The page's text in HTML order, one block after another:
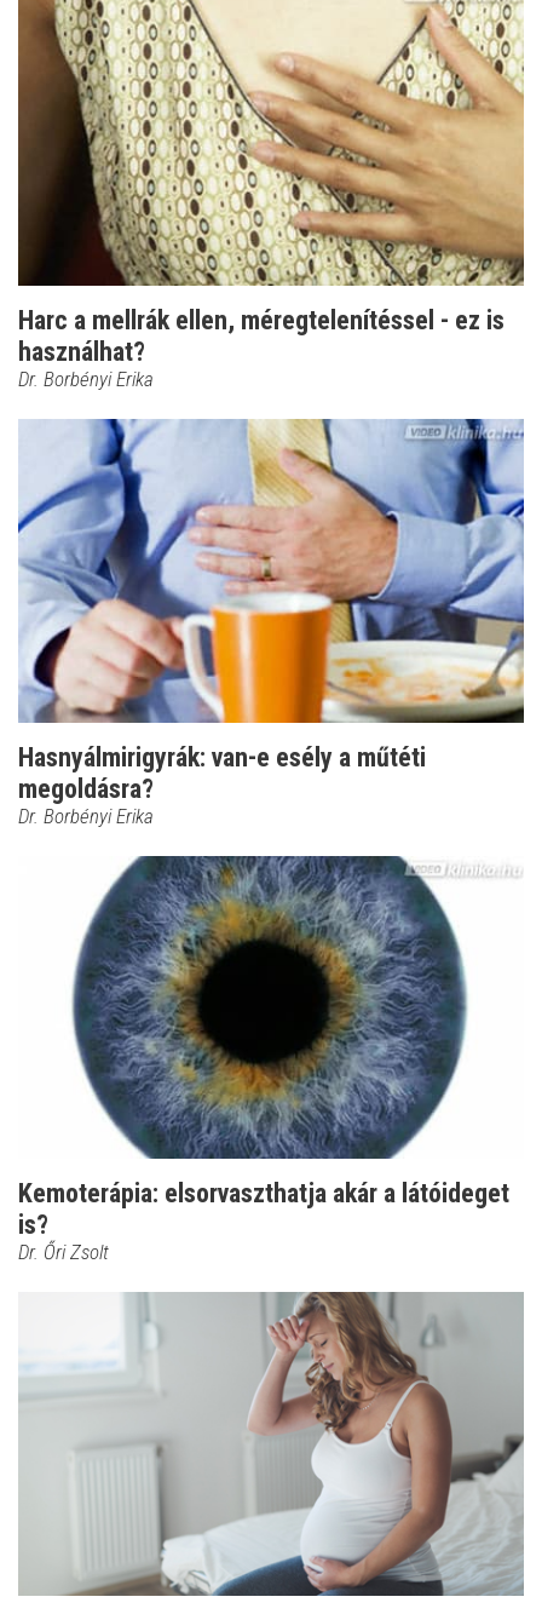
Harc a mellrák ellen, méregtelenítéssel - ez is
használhat?
Dr. Borbényi Erika
Hasnyálmirigyrák: van-e esély a műtéti
megoldásra?
Dr. Borbényi Erika
Kemoterápia: elsorvaszthatja akár a látóideget
is?
Dr. Őri Zsolt